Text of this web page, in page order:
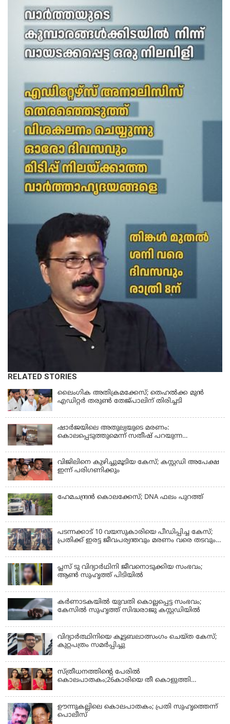
RELATED STORIES
ലൈംഗിക അതിക്രമക്കേസ്; തെഹല്‍ക്ക മുന്‍
എഡിറ്റര്‍ തരുൺ തേജ്പാലിന് തിരിച്ചടി
ഷാർജയിലെ അതുല്യയുടെ മരണം:
കൊലപ്പെടുത്തുമെന്ന് സതീഷ് പറയുന്ന
വിജിലിനെ കുഴിച്ചുമൂടിയ കേസ്; കസ്റ്റഡി അപേക്ഷ
ഇന്ന് പരിഗണിക്കും
ഹേമചന്ദ്രൻ കൊലക്കേസ്; DNA ഫലം പുറത്ത്
പടന്നക്കാട് 10 വയസുകാരിയെ പീഡിപ്പിച്ച കേസ്;
പ്രതിക്ക് ഇരട്ട ജീവപര്യന്തവും മരണം വരെ തടവും
പ്ലസ് ടു വിദ്യാര്‍ഥിനി ജീവനൊടുക്കിയ സംഭവം;
ആണ്‍ സുഹൃത്ത് പിടിയില്‍
കര്‍ണാടകയില്‍ യുവതി കൊല്ലപ്പെട്ട സംഭവം;
കേസില്‍ സുഹൃത്ത് സിദ്ധരാജു കസ്റ്റഡിയില്‍
വിദ്യാർത്ഥിനിയെ കൂട്ടബലാത്സംഗം ചെയ്ത കേസ്;
കുറ്റപത്രം സമര്‍പ്പിച്ചു
സ്ത്രീധനത്തിന്റെ പേരില്‍
കൊലപാതകം;26കാരിയെ തീ കൊളുത്തി
ഊന്നുകല്ലിലെ കൊലപാതകം; പ്രതി സുഹൃത്തെന്ന്
പൊലീസ്